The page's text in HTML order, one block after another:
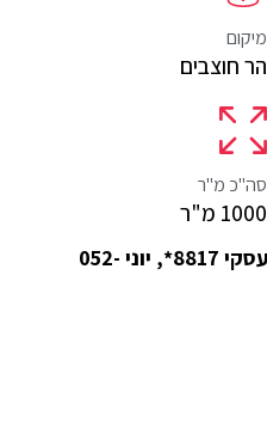
מיקום
הר חוצבים
סה"כ מ"ר
1000 מ"ר
מאטש נדלן עסקי 8817*, יוני 052-